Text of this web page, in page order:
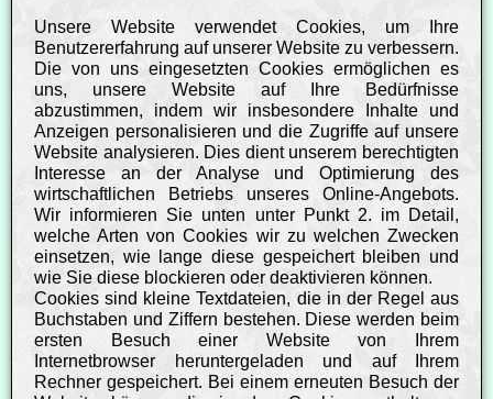
Unsere Website verwendet Cookies, um Ihre
Benutzererfahrung auf unserer Website zu verbessern.
Die von uns eingesetzten Cookies ermöglichen es
uns, unsere Website auf Ihre Bedürfnisse
abzustimmen, indem wir insbesondere Inhalte und
Anzeigen personalisieren und die Zugriffe auf unsere
Website analysieren. Dies dient unserem berechtigten
Interesse an der Analyse und Optimierung des
wirtschaftlichen Betriebs unseres Online-Angebots.
Wir informieren Sie unten unter Punkt 2. im Detail,
welche Arten von Cookies wir zu welchen Zwecken
einsetzen, wie lange diese gespeichert bleiben und
wie Sie diese blockieren oder deaktivieren können.
Cookies sind kleine Textdateien, die in der Regel aus
Buchstaben und Ziffern bestehen. Diese werden beim
ersten Besuch einer Website von Ihrem
Internetbrowser heruntergeladen und auf Ihrem
Rechner gespeichert. Bei einem erneuten Besuch der